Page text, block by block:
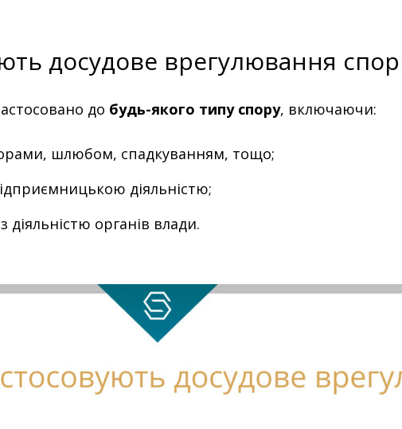
досудове врегулювання
до будь-якого типу спору, включаючи:
шлюбом, спадкуванням, тощо;
діяльністю;
діяльністю органів влади.